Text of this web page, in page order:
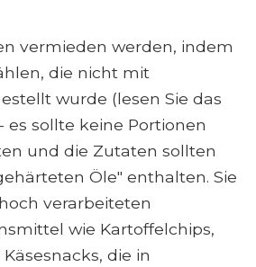
vermieden werden, indem
die nicht mit
wurde (lesen Sie das
sollte keine Portionen
und die Zutaten sollten
Öle" enthalten. Sie
verarbeiteten
wie Kartoffelchips,
die in